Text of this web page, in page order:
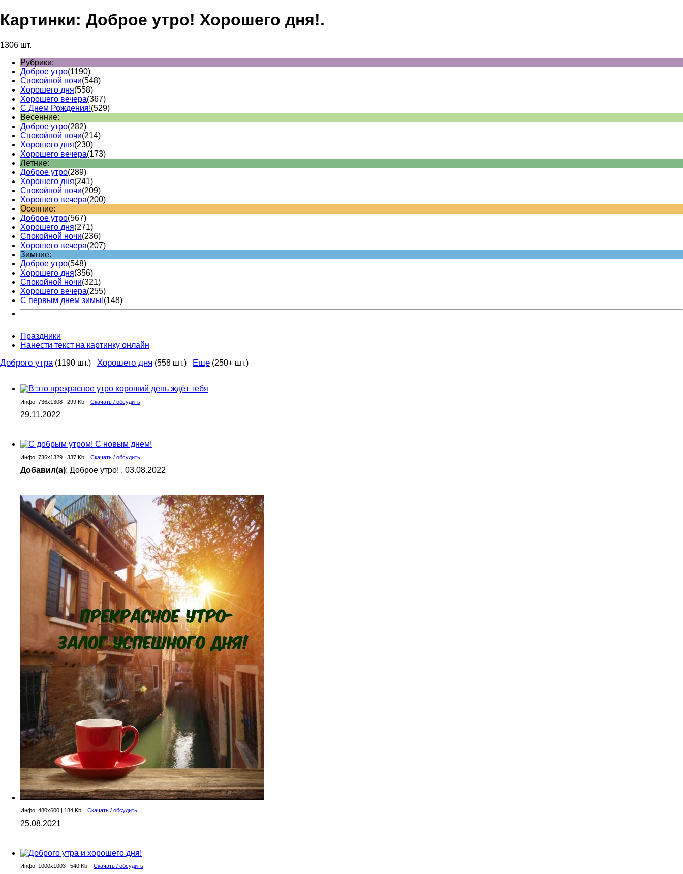
Картинки: Доброе утро! Хорошего дня!.
1306 шт.
Рубрики:
Доброе утро(1190)
Спокойной ночи(548)
Хорошего дня(558)
Хорошего вечера(367)
С Днем Рождения!(529)
Весенние:
Доброе утро(282)
Спокойной ночи(214)
Хорошего дня(230)
Хорошего вечера(173)
Летние:
Доброе утро(289)
Хорошего дня(241)
Спокойной ночи(209)
Хорошего вечера(200)
Осенние:
Доброе утро(567)
Хорошего дня(271)
Спокойной ночи(236)
Хорошего вечера(207)
Зимние:
Доброе утро(548)
Хорошего дня(356)
Спокойной ночи(321)
Хорошего вечера(255)
С первым днем зимы!(148)
Праздники
Нанести текст на картинку онлайн
Доброго утра (1190 шт.) Хорошего дня (558 шт.) Еще (250+ шт.)
Инфо: 736х1308 | 299 Kb Скачать / обсудить
29.11.2022
Инфо: 736х1329 | 337 Kb Скачать / обсудить
Добавил(а): Доброе утро! . 03.08.2022
Инфо: 480х600 | 184 Kb Скачать / обсудить
25.08.2021
Инфо: 1000х1003 | 540 Kb Скачать / обсудить